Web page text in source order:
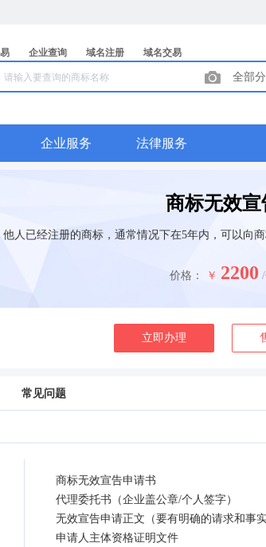
企业查询 域名注册 域名交易
全部
企业服务 法律服务
商标无效宣
他人已经注册的商标，通常情况下在5年内，可以向
价格： ￥ 2200
立即办理
常见问题
商标无效宣告申请书
代理委托书（企业盖公章/个人签字）
无效宣告申请正文（要有明确的请求和事实
申请人主体资格证明文件